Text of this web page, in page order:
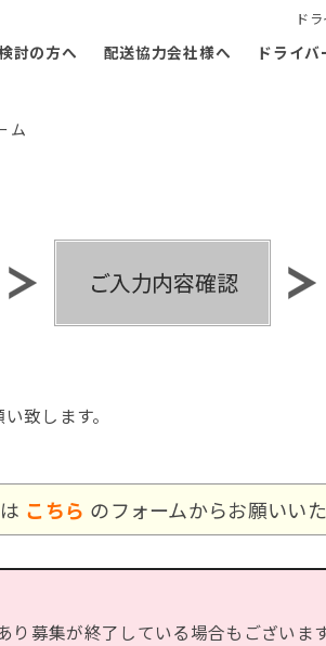
ド
討の方へ 配送協力会社様へ ドライ
ム
致します。
こちら のフォームからお願いいた
り募集が終了している場合もござい